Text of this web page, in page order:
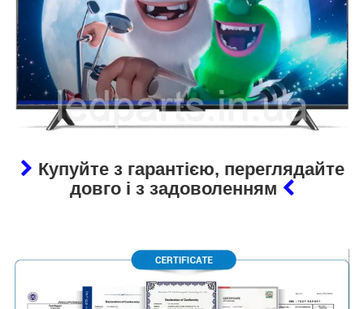
Купуйте з гарантією, переглядайте
довго і з задоволенням